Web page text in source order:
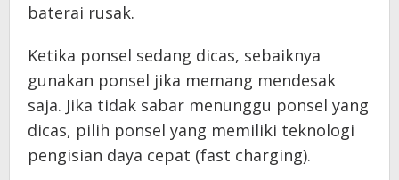
baterai rusak.
Ketika ponsel sedang dicas, sebaiknya
gunakan ponsel jika memang mendesak
saja. Jika tidak sabar menunggu ponsel yang
dicas, pilih ponsel yang memiliki teknologi
pengisian daya cepat (fast charging).